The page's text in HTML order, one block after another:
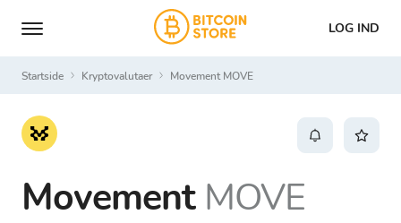
LOG IND
Startside Kryptovalutaer Movement MOVE
Movement MOVE